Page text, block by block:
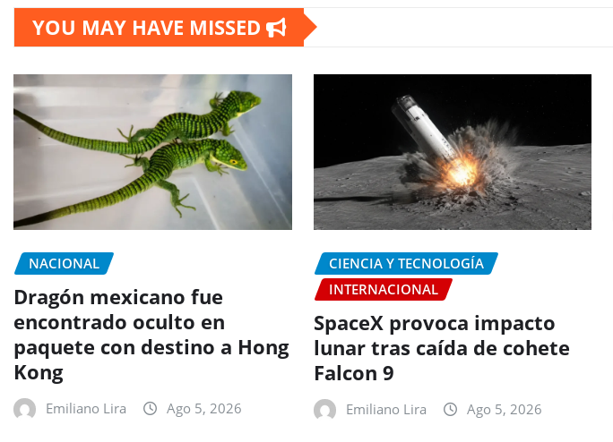
YOU MAY HAVE MISSED
NACIONAL
Dragón mexicano fue
encontrado oculto en
paquete con destino a Hong
Kong
Emiliano Lira Ago 5, 2026
CIENCIA Y TECNOLOGÍA
INTERNACIONAL
SpaceX provoca impacto
lunar tras caída de cohete
Falcon 9
Emiliano Lira Ago 5, 2026